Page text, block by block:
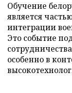
Обучение
является
интеграции
Это событие
особенно в